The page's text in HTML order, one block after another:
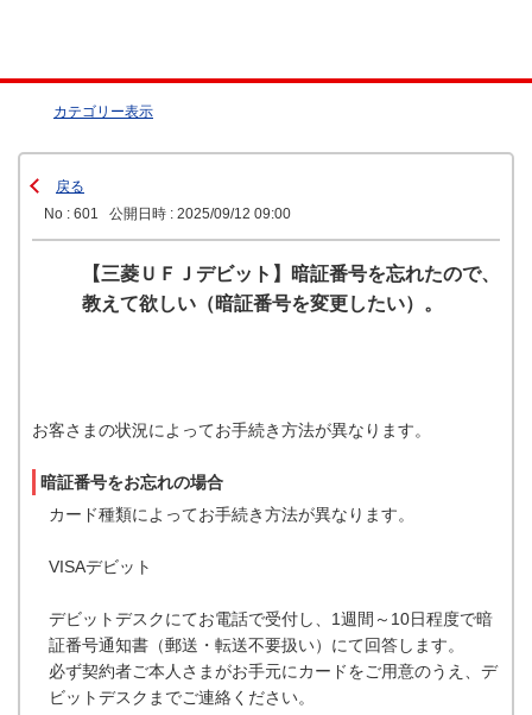
カテゴリー表示
戻る
No : 601
公開日時 : 2025/09/12 09:00
【三菱ＵＦＪデビット】暗証番号を忘れたので、
教えて欲しい（暗証番号を変更したい）。
お客さまの状況によってお手続き方法が異なります。
暗証番号をお忘れの場合
カード種類によってお手続き方法が異なります。
VISAデビット
デビットデスクにてお電話で受付し、1週間～10日程度で暗
証番号通知書（郵送・転送不要扱い）にて回答します。
必ず契約者ご本人さまがお手元にカードをご用意のうえ、デ
ビットデスクまでご連絡ください。